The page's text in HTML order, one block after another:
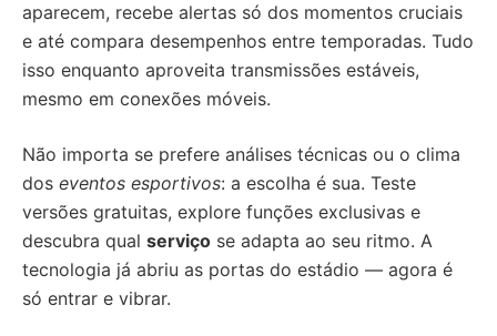
aparecem, recebe alertas só dos momentos cruciais
e até compara desempenhos entre temporadas. Tudo
isso enquanto aproveita transmissões estáveis,
mesmo em conexões móveis.
Não importa se prefere análises técnicas ou o clima
dos eventos esportivos: a escolha é sua. Teste
versões gratuitas, explore funções exclusivas e
descubra qual serviço se adapta ao seu ritmo. A
tecnologia já abriu as portas do estádio — agora é
só entrar e vibrar.